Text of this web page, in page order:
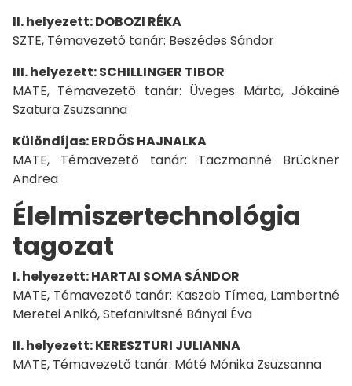
II. helyezett: DOBOZI RÉKA
SZTE, Témavezető tanár: Beszédes Sándor
III. helyezett: SCHILLINGER TIBOR
MATE, Témavezető tanár: Üveges Márta, Jókainé
Szatura Zsuzsanna
Különdíjas: ERDŐS HAJNALKA
MATE, Témavezető tanár: Taczmanné Brückner
Andrea
Élelmiszertechnológia
tagozat
I. helyezett: HARTAI SOMA SÁNDOR
MATE, Témavezető tanár: Kaszab Tímea, Lambertné
Meretei Anikó, Stefanivitsné Bányai Éva
II. helyezett: KERESZTURI JULIANNA
MATE, Témavezető tanár: Máté Mónika Zsuzsanna